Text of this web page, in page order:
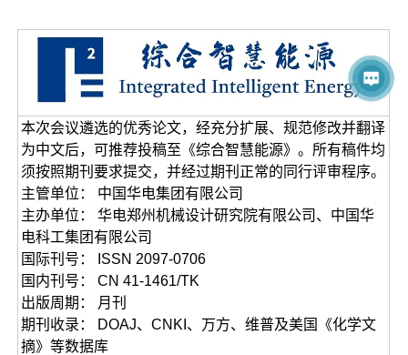
本次会议遴选的优秀论文，经充分扩展、规范修改并翻译
为中文后，可推荐投稿至《综合智慧能源》。所有稿件均
须按照期刊要求提交，并经过期刊正常的同行评审程序。
主管单位： 中国华电集团有限公司
主办单位： 华电郑州机械设计研究院有限公司、中国华
电科工集团有限公司
国际刊号： ISSN 2097-0706
国内刊号： CN 41-1461/TK
出版周期： 月刊
期刊收录： DOAJ、CNKI、万方、维普及美国《化学文
摘》等数据库